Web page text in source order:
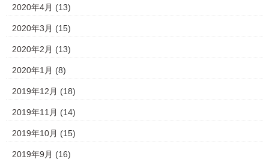
2020年4月 (13)
2020年3月 (15)
2020年2月 (13)
2020年1月 (8)
2019年12月 (18)
2019年11月 (14)
2019年10月 (15)
2019年9月 (16)